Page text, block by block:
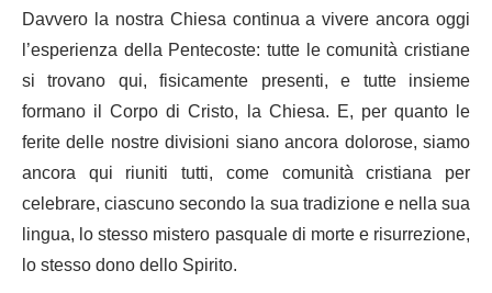
Davvero la nostra Chiesa continua a vivere ancora oggi
l’esperienza della Pentecoste: tutte le comunità cristiane
si trovano qui, fisicamente presenti, e tutte insieme
formano il Corpo di Cristo, la Chiesa. E, per quanto le
ferite delle nostre divisioni siano ancora dolorose, siamo
ancora qui riuniti tutti, come comunità cristiana per
celebrare, ciascuno secondo la sua tradizione e nella sua
lingua, lo stesso mistero pasquale di morte e risurrezione,
lo stesso dono dello Spirito.